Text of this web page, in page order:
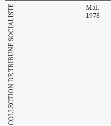
COLLECTION DE TRIBUNE SOCIALISTE
Mai.
1978